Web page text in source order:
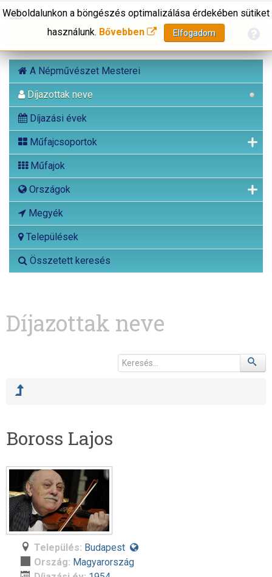
A Népművészet Mesterei
Díjazottak neve
Díjazási évek
Műfajcsoportok
Műfajok
Országok
Megyék
Települések
Összetett keresés
Weboldalunkon a böngészés optimalizálása érdekében sütiket
használunk. Bővebben Elfogadom
Díjazottak neve
Boross Lajos
Település: Budapest
Ország: Magyarország